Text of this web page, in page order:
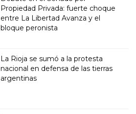
Propiedad Privada: fuerte choque
entre La Libertad Avanza y el
bloque peronista
La Rioja se sumó a la protesta
nacional en defensa de las tierras
argentinas